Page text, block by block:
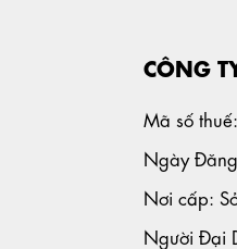
CÔNG
Mã số
Ngày
Nơi cấp:
Người Đại